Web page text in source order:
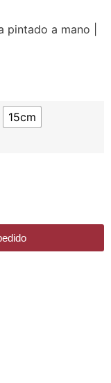
pintado a mano |
15cm